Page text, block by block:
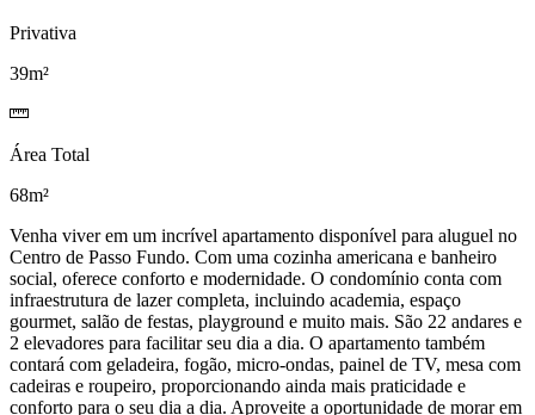
Privativa
39m²
Área Total
68m²
Venha viver em um incrível apartamento disponível para aluguel no
Centro de Passo Fundo. Com uma cozinha americana e banheiro
social, oferece conforto e modernidade. O condomínio conta com
infraestrutura de lazer completa, incluindo academia, espaço
gourmet, salão de festas, playground e muito mais. São 22 andares e
2 elevadores para facilitar seu dia a dia. O apartamento também
contará com geladeira, fogão, micro-ondas, painel de TV, mesa com
cadeiras e roupeiro, proporcionando ainda mais praticidade e
conforto para o seu dia a dia. Aproveite a oportunidade de morar em